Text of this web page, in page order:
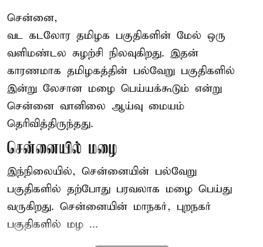
சென்னை,
வட கடலோர தமிழக பகுதிகளின் மேல் ஒரு
வளிமண்டல சுழற்சி நிலவுகிறது. இதன்
காரணமாக தமிழகத்தின் பல்வேறு பகுதிகளில்
இன்று லேசான மழை பெய்யக்கூடும் என்று
சென்னை வானிலை ஆய்வு மையம்
தெரிவித்திருந்தது.
சென்னையில் மழை
இந்நிலையில், சென்னையின் பல்வேறு
பகுதிகளில் தற்போது பரவலாக மழை பெய்து
வருகிறது. சென்னையின் மாநகர், புறநகர்
பகுதிகளில் மழ ...